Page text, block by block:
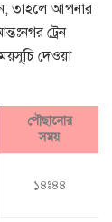
তাহলে আপনার
ট্রেন
দেওয়া
পৌছানোর
সময়
১৪ঃ৪৪